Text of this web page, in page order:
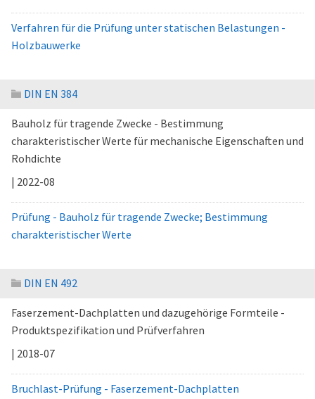
Verfahren für die Prüfung unter statischen Belastungen -
Holzbauwerke
DIN EN 384
Bauholz für tragende Zwecke - Bestimmung
charakteristischer Werte für mechanische Eigenschaften und
Rohdichte
| 2022-08
Prüfung - Bauholz für tragende Zwecke; Bestimmung
charakteristischer Werte
DIN EN 492
Faserzement-Dachplatten und dazugehörige Formteile -
Produktspezifikation und Prüfverfahren
| 2018-07
Bruchlast-Prüfung - Faserzement-Dachplatten